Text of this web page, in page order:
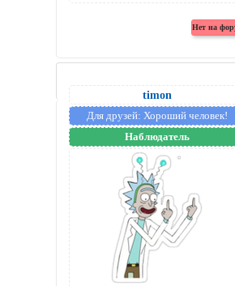
timon
Для друзей: Хороший человек!
Наблюдатель